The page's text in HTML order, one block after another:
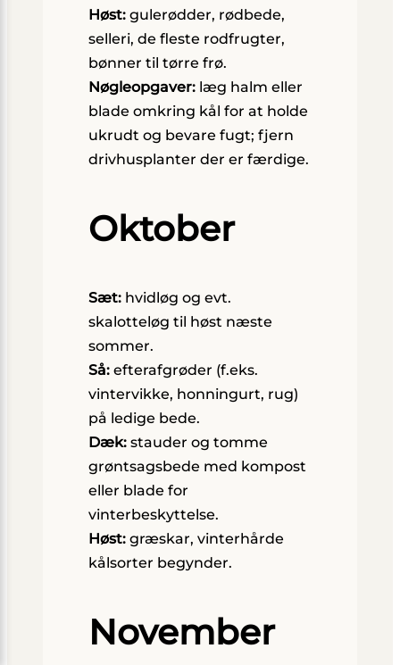
Høst:gulerødder, rødbede,
selleri, de fleste rodfrugter,
bønner til tørre frø.
Nøgleopgaver:læg halm eller
blade omkring kål for at holde
ukrudt og bevare fugt; fjern
drivhusplanter der er færdige.
Oktober
Sæt:hvidløg og evt.
skalotteløg til høst næste
sommer.
Så:efterafgrøder (f.eks.
vintervikke, honningurt, rug)
på ledige bede.
Dæk:stauder og tomme
grøntsagsbede med kompost
eller blade for
vinterbeskyttelse.
Høst:græskar, vinterhårde
kålsorter begynder.
November